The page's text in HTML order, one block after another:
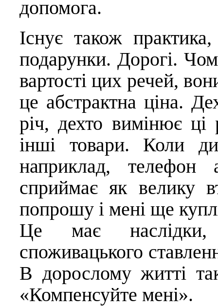
допомога.
Існує також
подарунки. Дорогі.
вартості цих речей,
це абстрактна ціна.
річ, дехто вимінює ці
інші товари. Коли
наприклад,
сприймає як велику
попрошу і мені ще
Це має
споживацького
В дорослому житті
«Компенсуйте мені».